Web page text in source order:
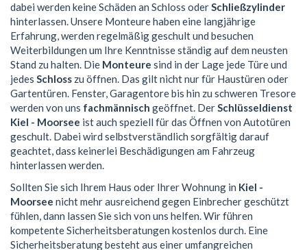
dabei werden keine Schäden an Schloss oderSchließzylinder
hinterlassen. Unsere Monteure haben eine langjährige
Erfahrung, werden regelmäßig geschult und besuchen
Weiterbildungen um Ihre Kenntnisse ständig auf dem neusten
Stand zu halten. Die Monteure sind in der Lage jede Türe und
jedes Schloss zu öffnen. Das gilt nicht nur für Haustüren oder
Gartentüren. Fenster, Garagentore bis hin zu schweren Tresore
werden von uns fachmännisch geöffnet. DerSchlüsseldienst
Kiel - Moorsee ist auch speziell für das Öffnen von Autotüren
geschult. Dabei wird selbstverständlich sorgfältig darauf
geachtet, dass keinerlei Beschädigungen am Fahrzeug
hinterlassen werden.
Sollten Sie sich Ihrem Haus oder Ihrer Wohnung in Kiel -
Moorsee nicht mehr ausreichend gegen Einbrecher geschützt
fühlen, dann lassen Sie sich von uns helfen. Wir führen
kompetente Sicherheitsberatungen kostenlos durch. Eine
Sicherheitsberatung besteht aus einer umfangreichen